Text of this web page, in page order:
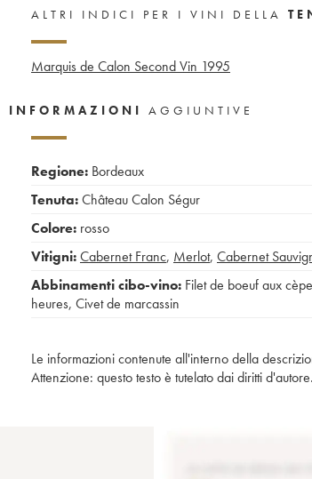
ALTRI INDICI PER I VINI DELLA
Marquis de Calon Second Vin 1995
INFORMAZIONI AGGIUNTIVE
Regione: Bordeaux
Tenuta:Château Calon Ségur
Colore: rosso
Vitigni:Cabernet Franc, Merlot, Cabernet
Abbinamenti cibo-vino: Filet de boeuf aux
heures, Civet de marcassin
Le informazioni contenute all'interno della
Attenzione: questo testo è tutelato dai diritti